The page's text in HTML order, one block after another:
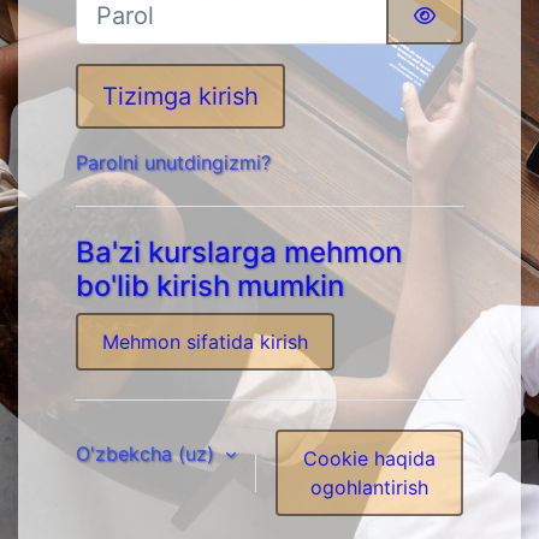
Tizimga kirish
Parolni unutdingizmi?
Ba'zi kurslarga mehmon
bo'lib kirish mumkin
Mehmon sifatida kirish
O'zbekcha ‎(uz)‎
Cookie haqida
ogohlantirish